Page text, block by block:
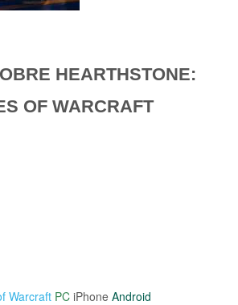
HEARTHSTONE:
OF WARCRAFT
Warcraft PC iPhone Android